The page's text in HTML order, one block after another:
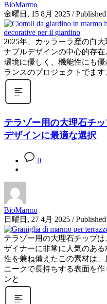
BioMarmo
金曜日, 15 8月 2025 /
2025年、カッラーラ産の白
ナブルデザインの中心的存
環境に優しく、機能性にも
ランスのプロジェクトでま
テラゾー用の大理石チ
デザインに最適な選択
0
BioMarmo
日曜日, 27 4月 2025 /
テラゾー用の大理石チップ
ザイナーに非常に人気のあ
性を兼ね備えたこの素材は
ニークで長持ちする表面を
ンと